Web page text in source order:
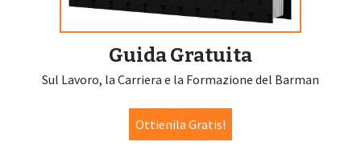
Guida Gratuita
Sul Lavoro, la Carriera e la Formazione del Barman
Ottienila Gratis!